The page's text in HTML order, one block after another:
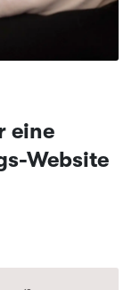
eine
Website